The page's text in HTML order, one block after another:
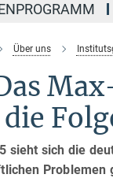
Über uns
sieht sich die
Problemen